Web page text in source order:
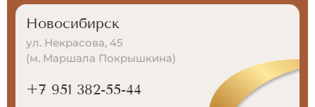
Новосибирск
ул. Некрасова, 45
(м. Маршала Покрышкина)
+7 951 382-55-44